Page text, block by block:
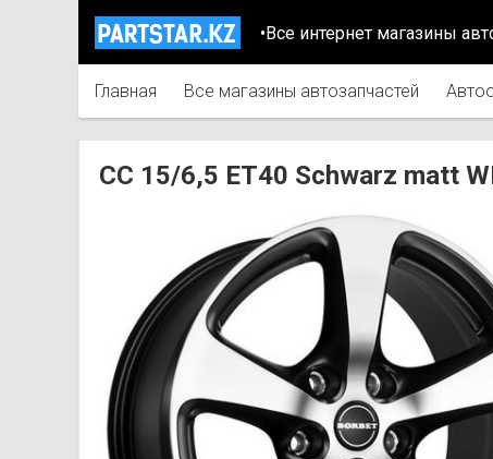
•Все интернет магазины
Главная Все магазины автозапчастей
CC 15/6,5 ET40 Schwarz matt